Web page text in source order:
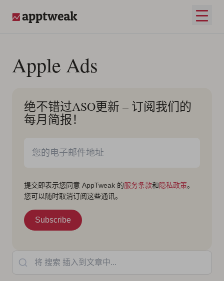
打开
Apple Ads
绝不错过ASO更新 – 订阅我们的
每月简报！
提交即表示您同意 AppTweak 的服务条款和隐私政策。
您可以随时取消订阅这些通讯。
将 搜索 插入到文章中...